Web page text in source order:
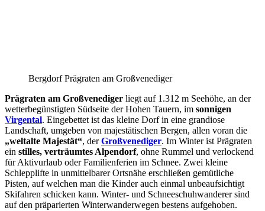
Bergdorf Prägraten am Großvenediger
Prägraten am Großvenediger liegt auf 1.312 m Seehöhe, an der
wetterbegünstigten Südseite der Hohen Tauern, im sonnigen
Virgental. Eingebettet ist das kleine Dorf in eine grandiose
Landschaft, umgeben von majestätischen Bergen, allen voran die
„weltalte Majestät“, derGroßvenediger. Im Winter ist Prägraten
ein stilles, verträumtes Alpendorf, ohne Rummel und verlockend
für Aktivurlaub oder Familienferien im Schnee. Zwei kleine
Schlepplifte in unmittelbarer Ortsnähe erschließen gemütliche
Pisten, auf welchen man die Kinder auch einmal unbeaufsichtigt
Skifahren schicken kann. Winter- und Schneeschuhwanderer sind
auf den präparierten Winterwanderwegen bestens aufgehoben.